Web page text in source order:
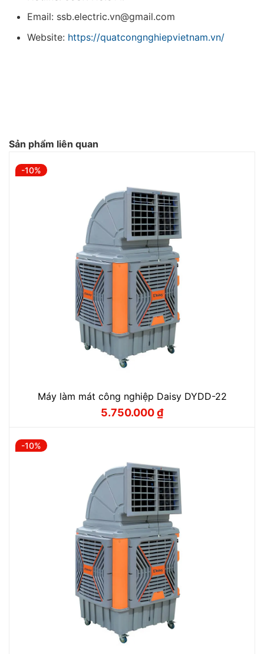
Email: ssb.electric.vn@gmail.com
Website: https://quatcongnghiepvietnam.vn/
Sản phẩm liên quan
-10%
Máy làm mát công nghiệp Daisy DYDD-22
Giá
5.750.000₫
Giá
-10%